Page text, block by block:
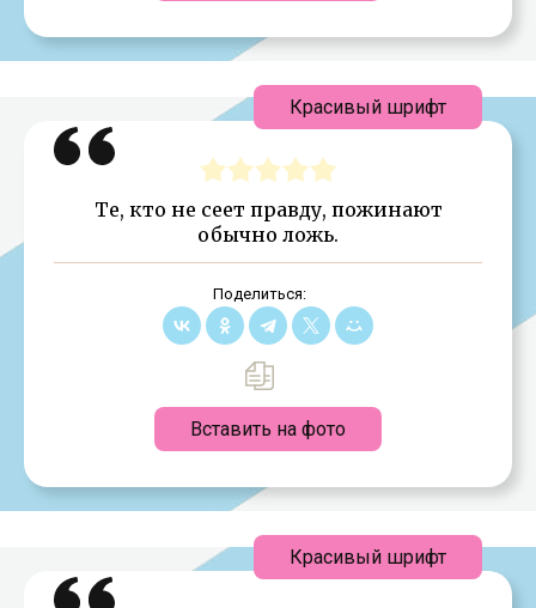
Те, кто не сеет правду, пожинают
обычно ложь.
Поделиться:
Вставить на фото
Красивый шрифт
Красивый шрифт